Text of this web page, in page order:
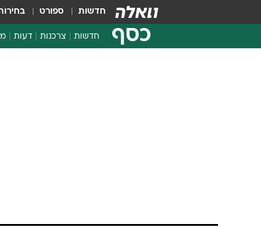
חדשות ספורט
כסף חדשות צרכנות דעות